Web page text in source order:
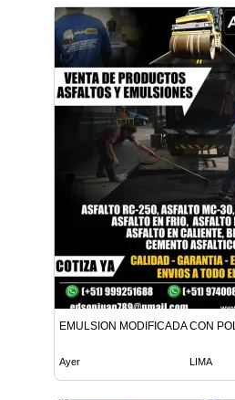
EMULSION MODIFICADA CON
Ayer LIMA